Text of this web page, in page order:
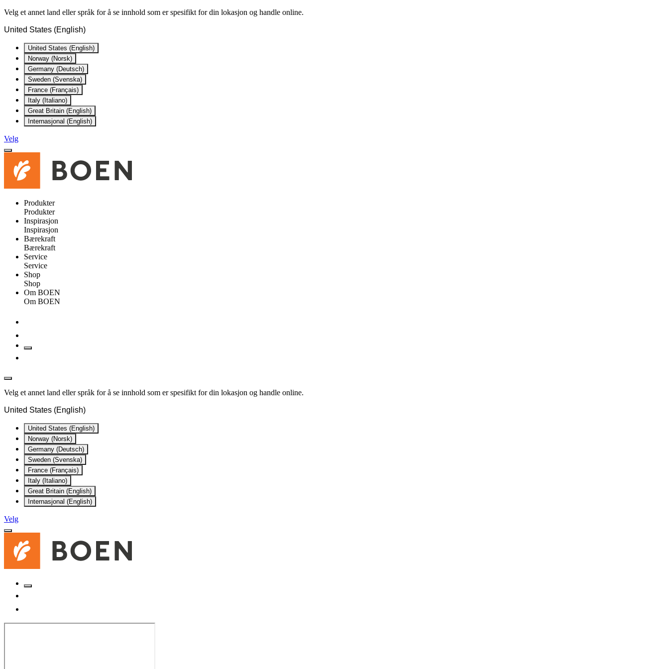
Velg et annet land eller språk for å se innhold som er spesifikt for din lokasjon og handle online.
United States (English)
United States (English)
Norway (Norsk)
Germany (Deutsch)
Sweden (Svenska)
France (Français)
Italy (Italiano)
Great Britain (English)
Internasjonal (English)
Velg
Produkter
Produkter
Inspirasjon
Inspirasjon
Bærekraft
Bærekraft
Service
Service
Shop
Shop
Om BOEN
Om BOEN
Velg et annet land eller språk for å se innhold som er spesifikt for din lokasjon og handle online.
United States (English)
United States (English)
Norway (Norsk)
Germany (Deutsch)
Sweden (Svenska)
France (Français)
Italy (Italiano)
Great Britain (English)
Internasjonal (English)
Velg